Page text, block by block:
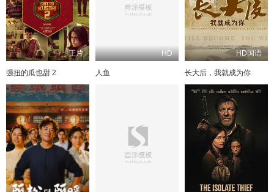
正片
强扭的瓜也甜 2
HD
人鱼
HD国语
长大后，我就成为你